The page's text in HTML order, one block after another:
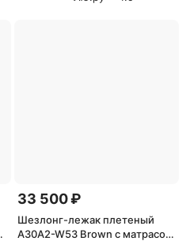
33 500 ₽
Шезлонг-лежак плетеный
A30A2-W53 Brown с матрасом